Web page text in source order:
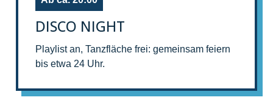
DISCO NIGHT
Playlist an, Tanzfläche frei: gemeinsam feiern
bis etwa 24 Uhr.